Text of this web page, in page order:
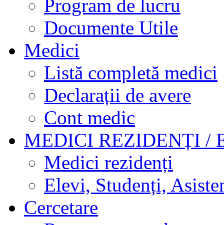
Program de lucru
Documente Utile
Medici
Listă completă medici
Declarații de avere
Cont medic
MEDICI REZIDENȚI /
Medici rezidenți
Elevi, Studenți,
Cercetare